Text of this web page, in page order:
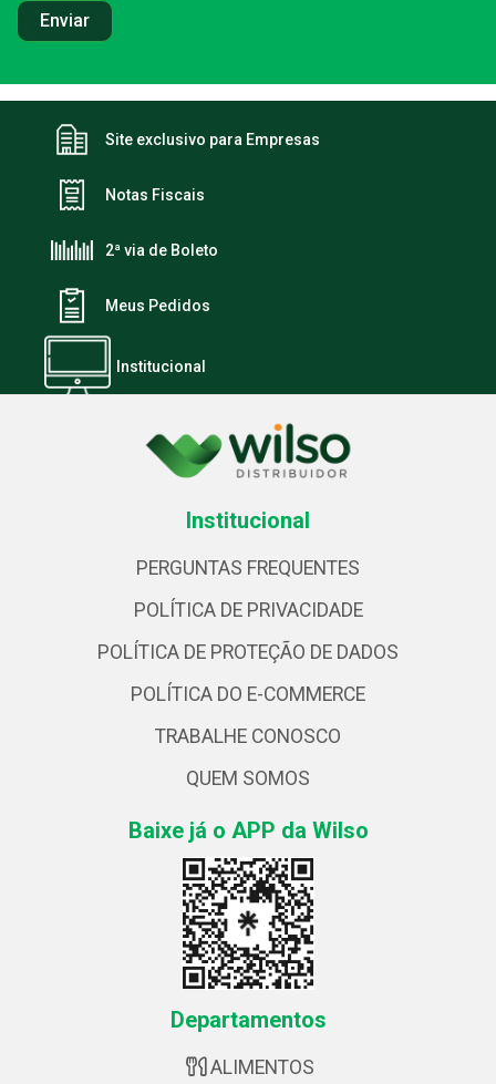
Site exclusivo para Empresas
Notas Fiscais
2ª via de Boleto
Meus Pedidos
Institucional
Institucional
PERGUNTAS FREQUENTES
POLÍTICA DE PRIVACIDADE
POLÍTICA DE PROTEÇÃO DE DADOS
POLÍTICA DO E-COMMERCE
TRABALHE CONOSCO
QUEM SOMOS
Baixe já o APP da Wilso
Departamentos
ALIMENTOS